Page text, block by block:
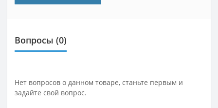
Вопросы (0)
Нет вопросов о данном товаре, станьте первым и
задайте свой вопрос.